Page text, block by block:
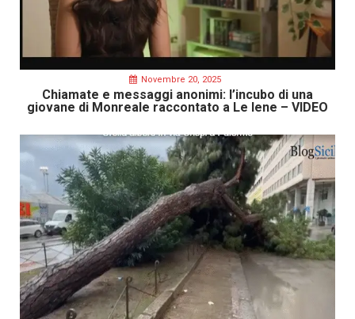
Novembre 20, 2025
Chiamate e messaggi anonimi: l’incubo di una
giovane di Monreale raccontato a Le Iene – VIDEO